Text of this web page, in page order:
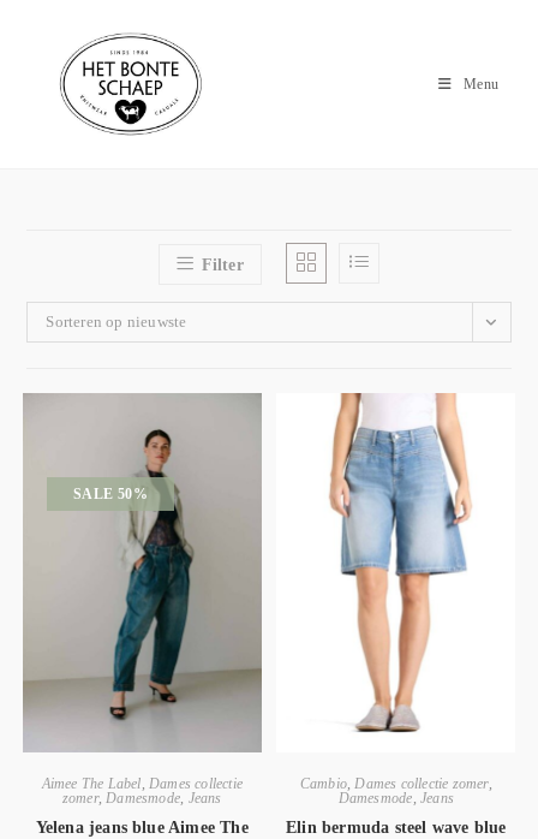
Menu
Filter
Sorteren op nieuwste
SALE 50%
Aimee The Label Dames collectie
zomer, Damesmode Jeans
Yelena jeans blue Aimee The
Cambio, Dames collectie zomer,
Damesmode Jeans
Elin bermuda steel wave blue